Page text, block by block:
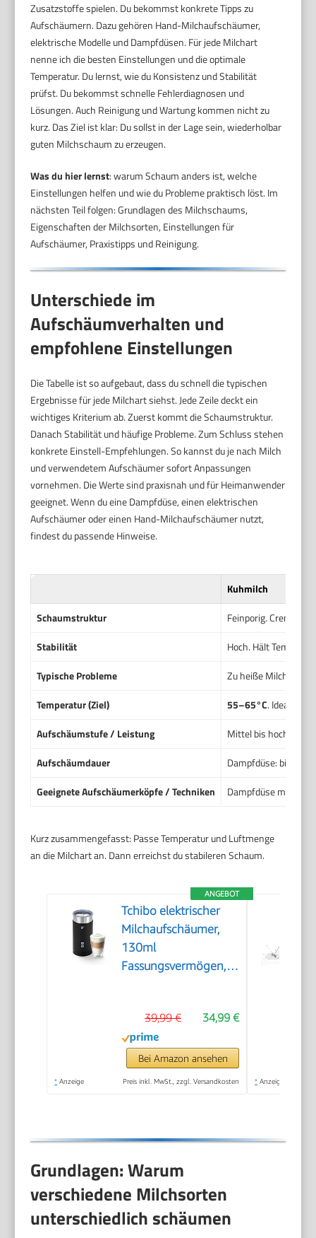
Zusatzstoffe spielen. Du bekommst konkrete Tipps zu
Aufschäumern. Dazu gehören Hand-Milchaufschäumer,
elektrische Modelle und Dampfdüsen. Für jede Milchart
nenne ich die besten Einstellungen und die optimale
Temperatur. Du lernst, wie du Konsistenz und Stabilität
prüfst. Du bekommst schnelle Fehlerdiagnosen und
Lösungen. Auch Reinigung und Wartung kommen nicht zu
kurz. Das Ziel ist klar: Du sollst in der Lage sein, wiederholbar
guten Milchschaum zu erzeugen.
Was du hier lernst: warum Schaum anders ist, welche
Einstellungen helfen und wie du Probleme praktisch löst. Im
nächsten Teil folgen: Grundlagen des Milchschaums,
Eigenschaften der Milchsorten, Einstellungen für
Aufschäumer, Praxistipps und Reinigung.
Unterschiede im
Aufschäumverhalten und
empfohlene Einstellungen
Die Tabelle ist so aufgebaut, dass du schnell die typischen
Ergebnisse für jede Milchart siehst. Jede Zeile deckt ein
wichtiges Kriterium ab. Zuerst kommt die Schaumstruktur.
Danach Stabilität und häufige Probleme. Zum Schluss stehen
konkrete Einstell-Empfehlungen. So kannst du je nach Milch
und verwendetem Aufschäumer sofort Anpassungen
vornehmen. Die Werte sind praxisnah und für Heimanwender
geeignet. Wenn du eine Dampfdüse, einen elektrischen
Aufschäumer oder einen Hand-Milchaufschäumer nutzt,
findest du passende Hinweise.
Kuhmilch
Schaumstruktur
Feinporig. Cremige
Stabilität
Hoch. Hält
Typische Probleme
Zu heiße Milch
Temperatur (Ziel)
55–65°C. Ideal für
Aufschäumstufe / Leistung
Mittel bis hoch.
Aufschäumdauer
Dampfdüse: bis
Geeignete Aufschäumerköpfe / Techniken
Dampfdüse mit
Kurz zusammengefasst: Passe Temperatur und Luftmenge
an die Milchart an. Dann erreichst du stabileren Schaum.
ANGEBOT
Tchibo elektrischer
Milchaufschäumer,
130ml
Fassungsvermögen,
Antihaftbeschichtung,
warmer und kalter
Milchschaum, für
Latte Macchiato,
34,99 €
39,99 €
Bei Amazon ansehen
* Anzeige Preis inkl. MwSt., zzgl. Versandkosten * Anzeige
Grundlagen: Warum
verschiedene Milchsorten
unterschiedlich schäumen